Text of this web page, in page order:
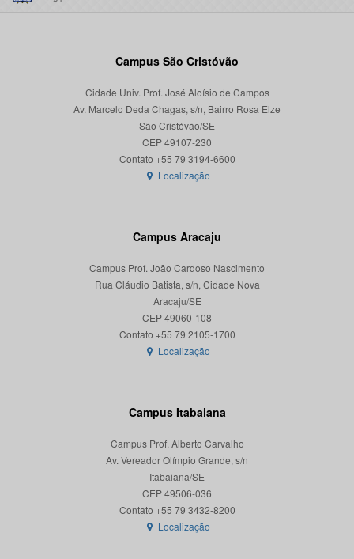
Campus São Cristóvão
Cidade Univ. Prof. José Aloísio de Campos
Av. Marcelo Deda Chagas, s/n, Bairro Rosa Elze
São Cristóvão/SE
CEP 49107-230
Localização
Campus Aracaju
Campus Prof. João Cardoso Nascimento
Rua Cláudio Batista, s/n, Cidade Nova
Aracaju/SE
CEP 49060-108
Localização
Campus Itabaiana
Campus Prof. Alberto Carvalho
Av. Vereador Olímpio Grande, s/n
Itabaiana/SE
CEP 49506-036
Localização